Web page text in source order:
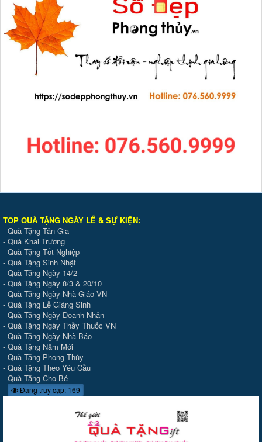
TOP QUÀ TẶNG NGÀY LỄ & SỰ KIỆN:
- Quà Tặng Tân Gia
- Quà Khai Trương
- Quà Tặng Tốt Nghiệp
- Quà Tặng Sinh Nhật
- Quà Tặng Ngày 14/2
- Quà Tặng Ngày 8/3 & 20/10
- Quà Tặng Ngày Nhà Giáo VN
- Quà Tặng Lễ Giáng Sinh
- Quà Tặng Ngày Doanh Nhân
- Quà Tặng Ngày Thầy Thuốc VN
- Quà Tặng Ngày Nhà Báo
- Quà Tặng Năm Mới
- Quà Tặng Phong Thủy
- Quà Tặng Theo Yêu Cầu
- Quà Tặng Cho Bé
Đang truy cập: 169